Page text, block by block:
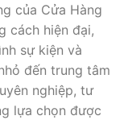
của Cửa Hàng
cách hiện đại,
sự kiện và
đến trung tâm
nghiệp, tư
lựa chọn được